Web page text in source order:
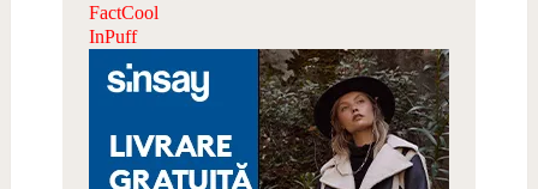
FactCool
InPuff